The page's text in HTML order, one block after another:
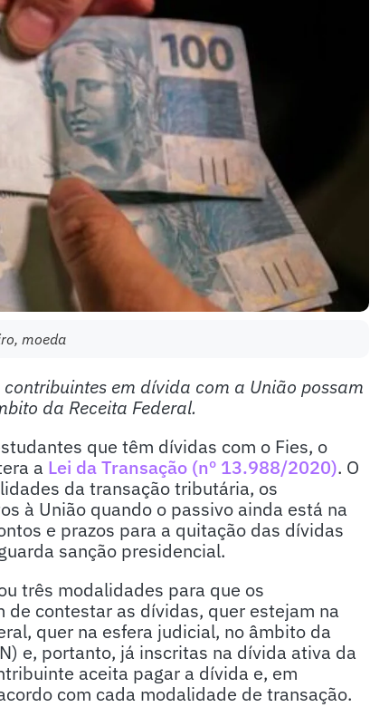
moeda
em dívida com a União possam
da Receita Federal.
que têm dívidas com o Fies, o
a Lei da Transação (nº 13.988/2020). O
da transação tributária, os
à União quando o passivo ainda está na
e prazos para a quitação das dívidas
sanção presidencial.
três modalidades para que os
contestar as dívidas, quer estejam na
quer na esfera judicial, no âmbito da
e, portanto, já inscritas na dívida ativa da
aceita pagar a dívida e, em
com cada modalidade de transação.